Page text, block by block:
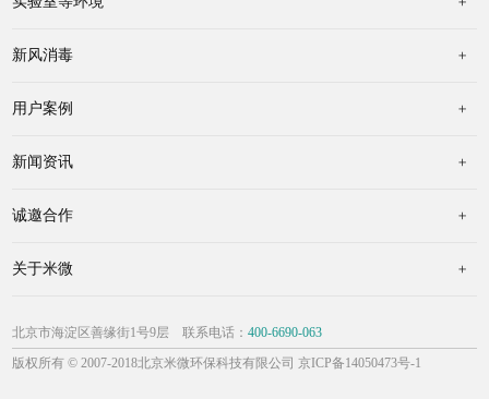
新风消毒
用户案例
新闻资讯
诚邀合作
关于米微
北京市海淀区善缘街1号9层 联系电话：400-6690-063
版权所有 © 2007-2018北京米微环保科技有限公司京ICP备14050473号-1